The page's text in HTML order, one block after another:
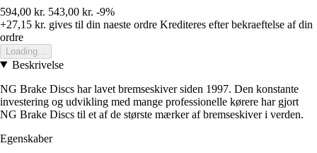
594,00 kr. 543,00 kr. -9%
+27,15 kr. gives til din naeste ordre Krediteres efter bekraeftelse af din
ordre
Loading...
Beskrivelse
NG Brake Discs har lavet bremseskiver siden 1997. Den konstante
investering og udvikling med mange professionelle kørere har gjort
NG Brake Discs til et af de største mærker af bremseskiver i verden.
Egenskaber